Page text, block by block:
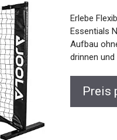
Erlebe
Essentials
Aufbau
drinnen
Preis